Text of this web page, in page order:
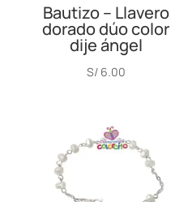
Bautizo – Llavero
dorado dúo color
dije ángel
S/6.00